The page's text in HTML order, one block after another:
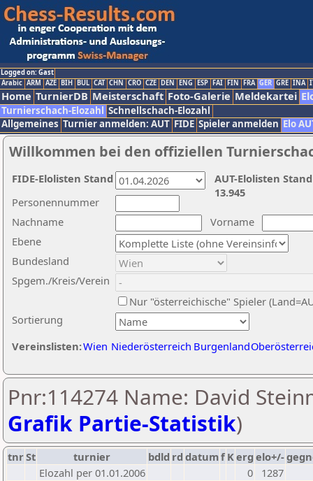
Logged on: Gast
Arabic ARM AZE BIH BUL CAT CHN CRO CZE DEN ENG ESP FAI FIN FRA GER GRE INA
Home TurnierDB Meisterschaft Foto-Galerie Meldekartei
Turnierschach-Elozahl Schnellschach-Elozahl
Allgemeines Turnier anmelden: AUT FIDE Spieler anmelden Elo
Willkommen bei den offiziellen
Nachname
Vorname
Ebene
Sortierung
Personennummer
Bundesland
Spgem./Kreis/Verein
Nur "österreichische" Spieler
Vereinslisten:Wien Niederösterreich Burgenland
AUT-Elolisten
13.945
FIDE-Elolisten Stand
Pnr:114274 Name: David
Grafik Partie-Statistik)
tnrSt turnier bdld rd datumf Kerg elo+/-
Elozahl per 01.01.2006
0
1287